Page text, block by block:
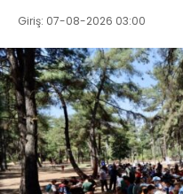
Giriş: 07-08-2026 03:00